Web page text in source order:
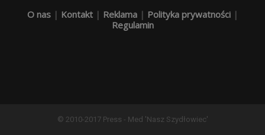
O nas| Kontakt| Reklama| Polityka prywatności|
Regulamin
© 2010-2017 Press - Med 'Nasz Szydłowiec'